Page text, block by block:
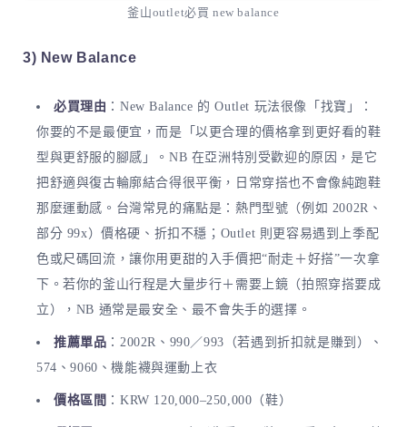
釜山outlet必買 new balance
3) New Balance
必買理由 ：New Balance 的 Outlet 玩法很像「找寶」：
你要的不是最便宜，而是「以更合理的價格拿到更好看的鞋
型與更舒服的腳感」。NB 在亞洲特別受歡迎的原因，是它
把舒適與復古輪廓結合得很平衡，日常穿搭也不會像純跑鞋
那麼運動感。台灣常見的痛點是：熱門型號（例如 2002R、
部分 99x）價格硬、折扣不穩；Outlet 則更容易遇到上季配
色或尺碼回流，讓你用更甜的入手價把“耐走＋好搭”一次拿
下。若你的釜山行程是大量步行＋需要上鏡（拍照穿搭要成
立），NB 通常是最安全、最不會失手的選擇。
推薦單品 ：2002R、990／993（若遇到折扣就是賺到）、
574、9060、機能襪與運動上衣
價格區間 ：KRW 120,000–250,000（鞋）